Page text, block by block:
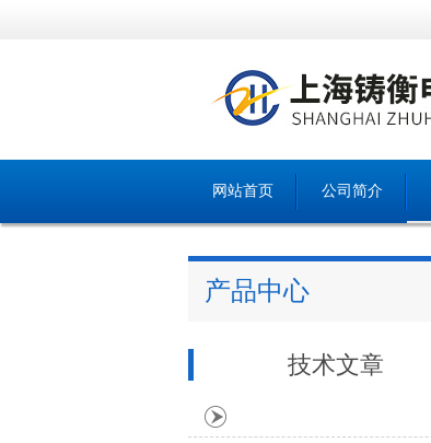
网站首页 公司简介
产品中心
技术文章